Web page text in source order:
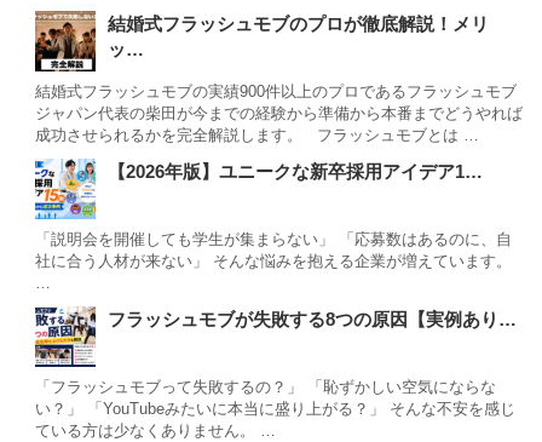
結婚式フラッシュモブのプロが徹底解説！メリ
ッ…
結婚式フラッシュモブの実績900件以上のプロであるフラッシュモブ
ジャパン代表の柴田が今までの経験から準備から本番までどうやれば
成功させられるかを完全解説します。 フラッシュモブとは …
【2026年版】ユニークな新卒採用アイデア1…
「説明会を開催しても学生が集まらない」 「応募数はあるのに、自
社に合う人材が来ない」 そんな悩みを抱える企業が増えています。
…
フラッシュモブが失敗する8つの原因【実例あり…
「フラッシュモブって失敗するの？」 「恥ずかしい空気にならな
い？」 「YouTubeみたいに本当に盛り上がる？」 そんな不安を感じ
ている方は少なくありません。 …